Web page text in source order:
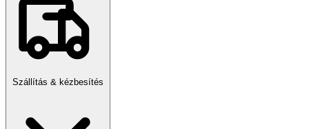
Szállítás & kézbesítés